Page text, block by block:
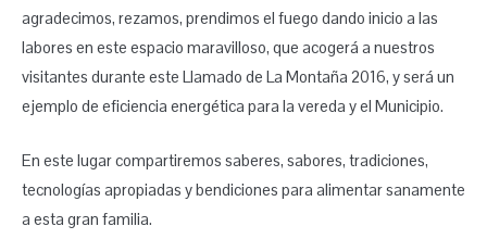
agradecimos, rezamos, prendimos el fuego dando inicio a las
labores en este espacio maravilloso, que acogerá a nuestros
visitantes durante este Llamado de La Montaña 2016, y será un
ejemplo de eficiencia energética para la vereda y el Municipio.
En este lugar compartiremos saberes, sabores, tradiciones,
tecnologías apropiadas y bendiciones para alimentar sanamente
a esta gran familia.